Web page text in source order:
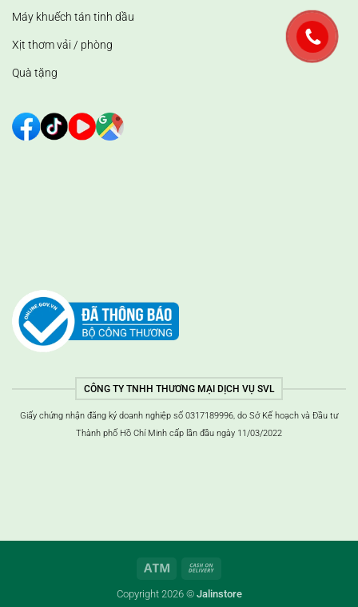
Máy khuếch tán tinh dầu
Xịt thơm vải / phòng
Quà tặng
CÔNG TY TNHH THƯƠNG MẠI DỊCH VỤ SVL
Giấy chứng nhận đăng ký doanh nghiệp số 0317189996, do Sở Kế hoạch và Đầu tư
Thành phố Hồ Chí Minh cấp lần đầu ngày 11/03/2022
ATM
khi
Copyright 2026 © Jalinstore